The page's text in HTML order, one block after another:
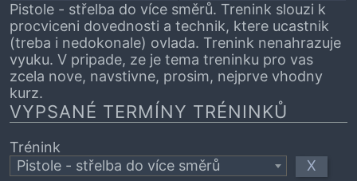
Pistole - střelba do více směrů. Trenink slouzi k
procviceni dovednosti a technik, ktere ucastnik
(treba i nedokonale) ovlada. Trenink nenahrazuje
vyuku. V pripade, ze je tema treninku pro vas
zcela nove, navstivne, prosim, nejprve vhodny
kurz.
VYPSANÉ TERMÍNY TRÉNINKŮ
Trénink
Pistole - střelba do více směrů
X